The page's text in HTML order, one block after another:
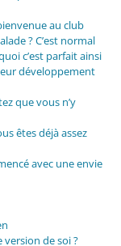
au club
? C’est normal
c’est parfait ainsi
développement
que vous n’y
êtes déjà assez
avec une envie
de soi ?